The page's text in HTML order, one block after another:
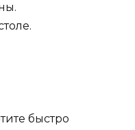
быстро